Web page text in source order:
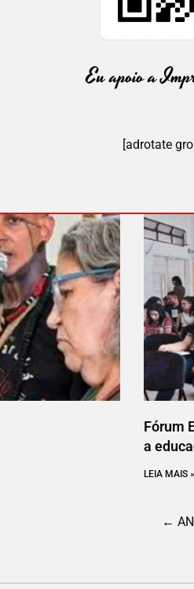
[adrotate
Fórum
a
LEIA MAIS »
←